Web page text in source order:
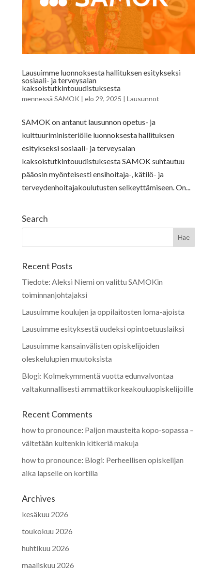
Lausuimme luonnoksesta hallituksen esitykseksi
sosiaali- ja terveysalan
kaksoistutkintouudistuksesta
mennessä SAMOK | elo 29, 2025 | Lausunnot
SAMOK on antanut lausunnon opetus- ja
kulttuuriministeriölle luonnoksesta hallituksen
esitykseksi sosiaali- ja terveysalan
kaksoistutkintouudistuksesta SAMOK suhtautuu
pääosin myönteisesti ensihoitaja-, kätilö- ja
terveydenhoitajakoulutusten selkeyttämiseen. On...
Search
Recent Posts
Tiedote: Aleksi Niemi on valittu SAMOKin
toiminnanjohtajaksi
Lausuimme koulujen ja oppilaitosten loma-ajoista
Lausuimme esityksestä uudeksi opintoetuuslaiksi
Lausuimme kansainvälisten opiskelijoiden
oleskelulupien muutoksista
Blogi: Kolmekymmentä vuotta edunvalvontaa
valtakunnallisesti ammattikorkeakouluopiskelijoille
Recent Comments
how to pronounce: Paljon mausteita kopo-sopassa –
vältetään kuitenkin kitkeriä makuja
how to pronounce: Blogi: Perheellisen opiskelijan
aika lapselle on kortilla
Archives
kesäkuu 2026
toukokuu 2026
huhtikuu 2026
maaliskuu 2026